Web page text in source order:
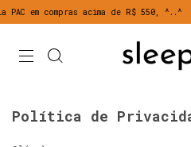
compras acima de R$ 550, ^..^
Política de